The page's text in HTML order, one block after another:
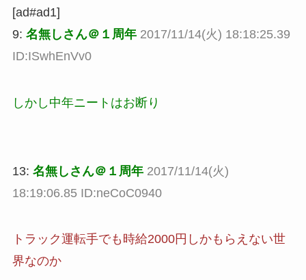
[ad#ad1]
9: 名無しさん＠１周年 2017/11/14(火) 18:18:25.39
ID:ISwhEnVv0
しかし中年ニートはお断り
13: 名無しさん＠１周年 2017/11/14(火)
18:19:06.85 ID:neCoC0940
トラック運転手でも時給2000円しかもらえない世
界なのか